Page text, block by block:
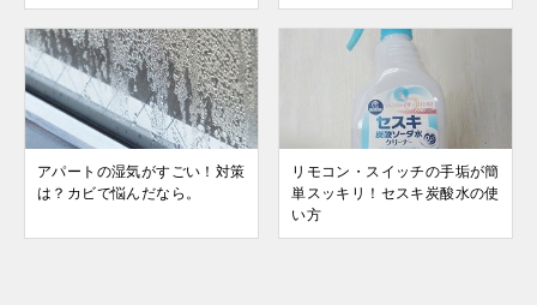
アパートの湿気がすごい！対策
は？カビで悩んだなら。
リモコン・スイッチの手垢が簡
単スッキリ！セスキ炭酸水の使
い方